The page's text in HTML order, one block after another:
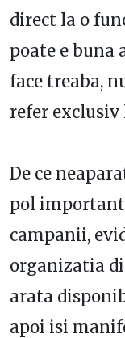
direct la o
poate e buna
face treaba,
refer
De ce
pol
campanii,
organizatia
arata
apoi isi